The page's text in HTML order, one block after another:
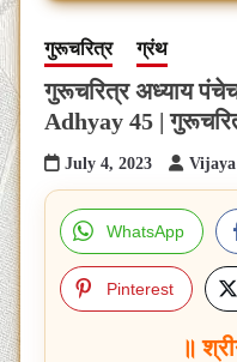
गुरूचरित्र ग्रंथ
गुरूचरित्र अध्याय
Adhyay 45 |
July 4, 2023 Vijaya
WhatsApp
Pinterest
॥